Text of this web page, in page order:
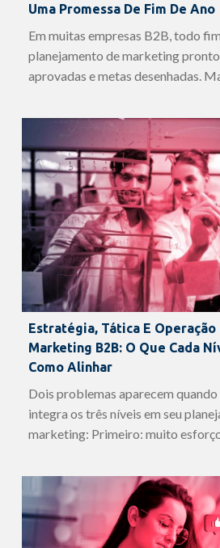
Uma Promessa De Fim De Ano
Em muitas empresas B2B, todo
planejamento de marketing
aprovadas e metas desenhadas.
Estratégia, Tática E Operação
Marketing B2B: O Que Cada
Como Alinhar
Dois problemas aparecem quando
integra os três níveis em seu
marketing: Primeiro: muito